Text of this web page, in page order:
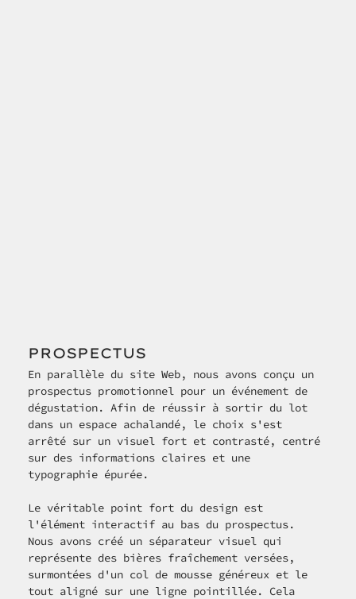
PROSPECTUS
En parallèle du site Web, nous avons conçu un
prospectus promotionnel pour un événement de
dégustation. Afin de réussir à sortir du lot
dans un espace achalandé, le choix s'est
arrêté sur un visuel fort et contrasté, centré
sur des informations claires et une
typographie épurée.
Le véritable point fort du design est
l'élément interactif au bas du prospectus.
Nous avons créé un séparateur visuel qui
représente des bières fraîchement versées,
surmontées d'un col de mousse généreux et le
tout aligné sur une ligne pointillée. Cela